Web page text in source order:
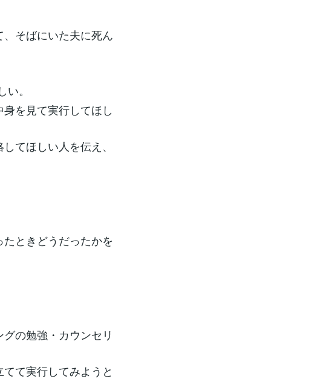
そばにいた夫に死ん
。
を見て実行してほし
てほしい人を伝え、
ときどうだったかを
の勉強・カウンセリ
て実行してみようと